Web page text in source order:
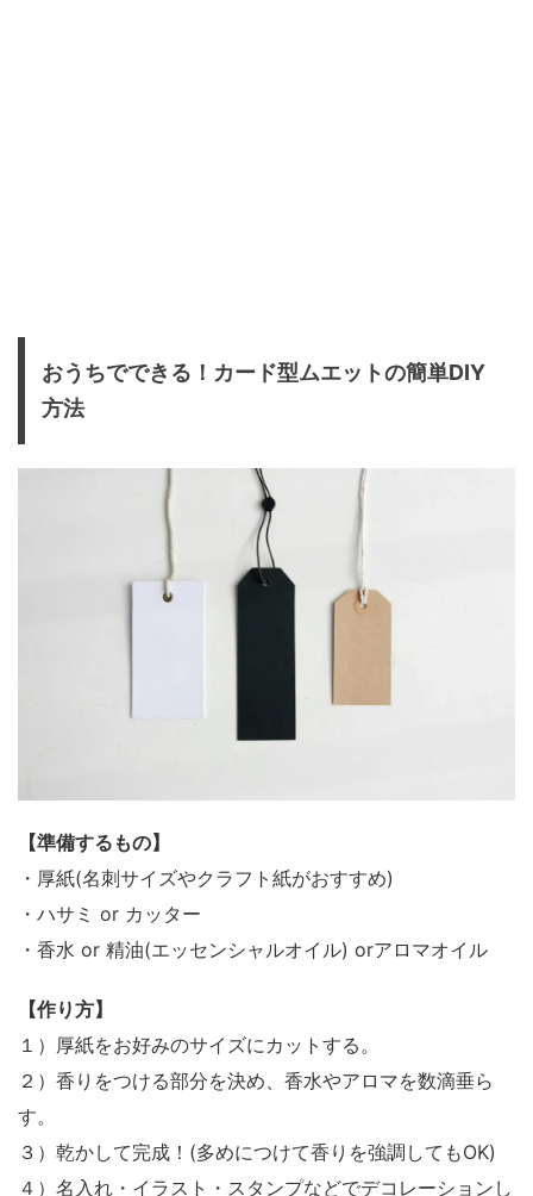
おうちでできる！カード型ムエットの簡単DIY
方法
【準備するもの】
・厚紙(名刺サイズやクラフト紙がおすすめ)
・ハサミ or カッター
・香水 or 精油(エッセンシャルオイル) orアロマオイル
【作り方】
１）厚紙をお好みのサイズにカットする。
２）香りをつける部分を決め、香水やアロマを数滴垂ら
す。
３）乾かして完成！(多めにつけて香りを強調してもOK)
４）名入れ・イラスト・スタンプなどでデコレーションし